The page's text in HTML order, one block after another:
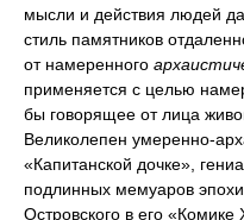
мысли и действия людей
стиль памятников
от намеренного
применяется с целью
бы говорящее от лица
Великолепен умеренно-
«Капитанской дочке»,
подлинных мемуаров
Островского в его «Комике